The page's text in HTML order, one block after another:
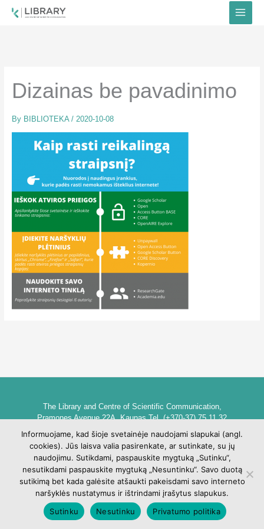
Dizainas be pavadinimo
By BIBLIOTEKA / 2020-10-08
The Library and Centre of Scientific Communication,
Pramones Avenue 22A, Kaunas Tel. (+370-37) 75 11 32
biblioteka@go.kauko.lt
Head of the Library dr. Lina Šarlauskienė
Kauno kolegijos biblioteka ir mokslinės komunikacijos centras,
Pramonės pr. 22A, Kaunas Tel. +370 (37) 75 11 32
biblioteka@go.kauko.lt
Bibliotekos vadovė Lina Šarlauskienė
Informuojame, kad šioje svetainėje naudojami slapukai (angl.
cookies). Jūs laisva valia pasirenkate, ar sutinkate, su jų
naudojimu. Sutikdami, paspauskite mygtuką „Sutinku“,
nesutikdami paspauskite mygtuką „Nesuntinku“. Savo duotą
sutikimą bet kada galėsite atšaukti pakeisdami savo interneto
naršyklės nustatymus ir ištrindami įrašytus slapukus.
Sutinku
Nesutinku Privatumo politika